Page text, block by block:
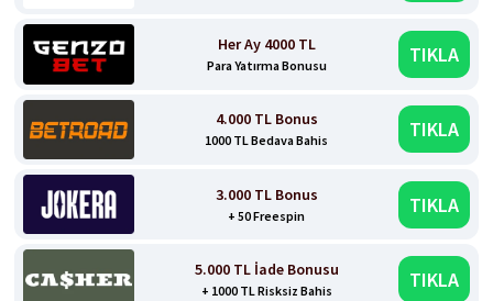
Her Ay 4000 TL
Para Yatırma Bonusu TIKLA
4.000 TL Bonus
1000 TL Bedava Bahis TIKLA
3.000 TL Bonus
+ 50 Freespin TIKLA
5.000 TL İade Bonusu
+ 1000 TL Risksiz Bahis TIKLA